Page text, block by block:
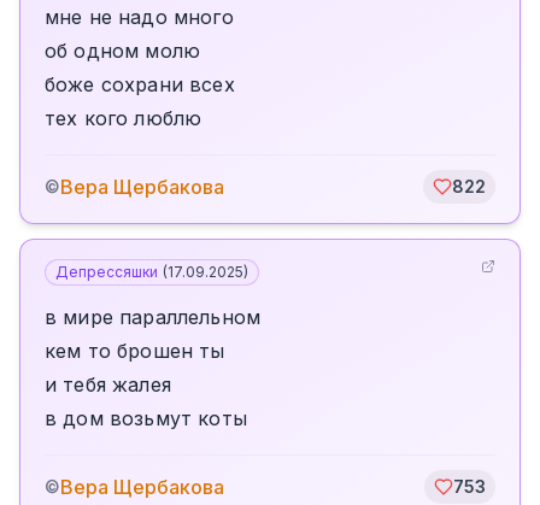
мне не надо много
об одном молю
боже сохрани всех
тех кого люблю
©Вера Щербакова 822
Депрессяшки (17.09.2025)
в мире параллельном
кем то брошен ты
и тебя жалея
в дом возьмут коты
©Вера Щербакова 753